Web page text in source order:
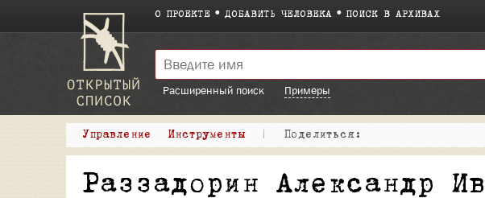
О ПРОЕКТЕ ДОБАВИТЬ ЧЕЛОВЕКА ПОИСК В АРХИВАХ
Расширенный поиск
Примеры
Управление Инструменты | Поделиться:
Раззадорин Александр